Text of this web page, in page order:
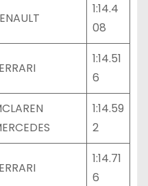
1:14.4
08
1:14.51
6
1:14.59
2
1:14.71
6